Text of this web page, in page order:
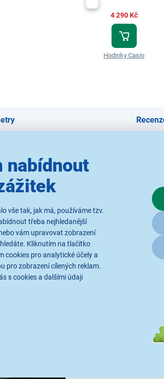
nabídnout
vše tak, jak má, používáme tzv.
třeba nejhledanější
vám upravovat zobrazení
Kliknutím na tlačítko
cookies pro analytické účely a
pro zobrazení cílených reklam.
s cookies a dalšími údaji
4 290 Kč
Hodinky Casio
Klasický